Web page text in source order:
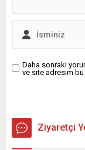
Daha sonraki
ve site adresim bu
Ziyaretçi